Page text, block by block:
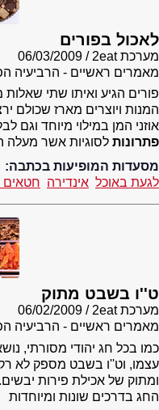
לאכול בפורים
מערכת 2eat
06/03/2009
מאמרים ראשיים - הרביעיה
פורים הגיע ואיתו שתי
המנות ויוצרים מארז שכולם
אוזני המן במילוי מיוחד וגם
פתרונות לסוגיות אשר מעלה
מסעדות המופיעות בכתבה:
לגעת באוכל אינדירה חטאים
ט''ו בשבט מתוק
מערכת 2eat
06/02/2009
מאמרים ראשיים - הרביעיה
כמו בכל חג יהודי מסורתי,
עצמו, וט''ו בשבט מספק לא
ומתוק של אכילת פירות
החג בדרכים שונות ומיוחדות